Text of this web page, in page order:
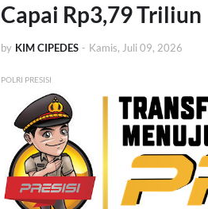
Capai Rp3,79 Triliun
by KIM CIPEDES - Kamis, Juli 09, 2026
POLRI PRESISI